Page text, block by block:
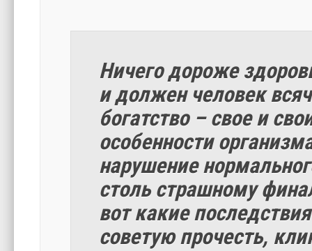
Ничего дороже
и должен человек
богатство – свое и
особенности
нарушение
столь страшному
вот какие
советую прочесть,